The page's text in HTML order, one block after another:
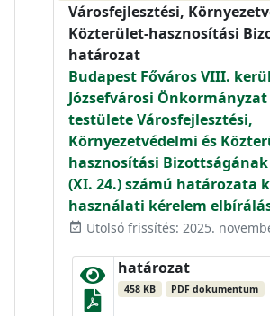
Városfejlesztési,
Közterület-hasznosítási
határozat
Budapest Főváros VIII.
Józsefvárosi
testülete Városfejlesztési,
Környezetvédelmi és
hasznosítási Bizottságának
(XI. 24.) számú határozata
használati kérelem
event_available Utolsó frissítés: 2025.
határozat
458 KB PDF dokumentum